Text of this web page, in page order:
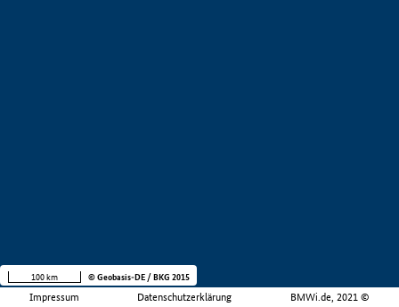
Impressum Datenschutzerklärung BMWi.de, 2021 ©
100 km © Geobasis-DE / BKG 2015